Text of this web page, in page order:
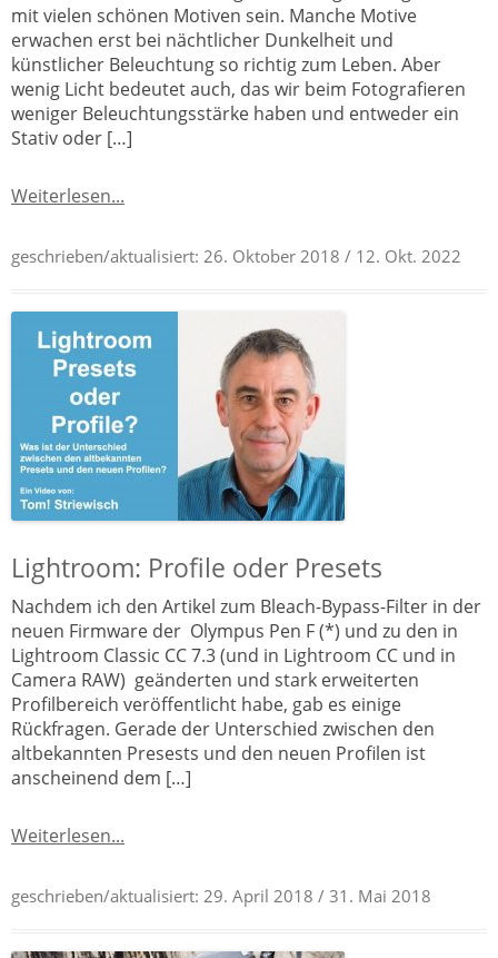
mit vielen schönen Motiven sein. Manche Motive
erwachen erst bei nächtlicher Dunkelheit und
künstlicher Beleuchtung so richtig zum Leben. Aber
wenig Licht bedeutet auch, das wir beim Fotografieren
weniger Beleuchtungsstärke haben und entweder ein
Stativ oder […]
Weiterlesen...
geschrieben/aktualisiert: 26. Oktober 2018 / 12. Okt. 2022
Lightroom: Profile oder Presets
Nachdem ich den Artikel zum Bleach-Bypass-Filter in der
neuen Firmware der Olympus Pen F (*) und zu den in
Lightroom Classic CC 7.3 (und in Lightroom CC und in
Camera RAW) geänderten und stark erweiterten
Profilbereich veröffentlicht habe, gab es einige
Rückfragen. Gerade der Unterschied zwischen den
altbekannten Presests und den neuen Profilen ist
anscheinend dem […]
Weiterlesen...
geschrieben/aktualisiert: 29. April 2018 / 31. Mai 2018